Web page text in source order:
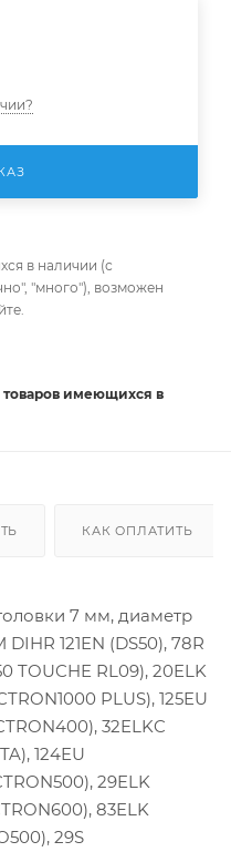
в наличии (с
"много"), возможен
товаров имеющихся в
КАК ОПЛАТИТЬ
7 мм, диаметр
121EN (DS50), 78R
TOUCHE RL09), 20ELK
PLUS), 125EU
32ELKC
124EU
29ELK
83ELK
29S